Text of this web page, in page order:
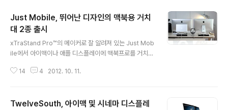
Just Mobile, 뛰어난 디자인의 맥북용 거치
대 2종 출시
xTraStand Pro™의 메이커로 잘 알려져 있는 Just Mob
ile에서 아이맥이나 애플 디스플레이에 맥북프로를 거치할
있는 스탠드 AluBase™ 제품을 출시했습니다. 두 제품 모
각에 맞는 가이드 부속품이 포함되어 있어 모든 맥북 라이
14 4 2012. 10. 11.
TwelveSouth, 아이맥 및 시네마 디스플레